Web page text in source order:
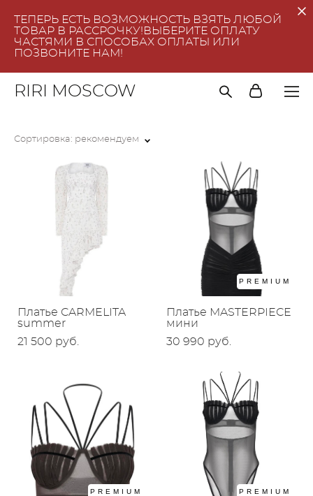
ТЕПЕРЬ ЕСТЬ ВОЗМОЖНОСТЬ ВЗЯТЬ ЛЮБОЙ
ТОВАР В РАССРОЧКУ!ВЫБЕРИТЕ ОПЛАТУ
ЧАСТЯМИ В СПОСОБАХ ОПЛАТЫ ИЛИ
ПОЗВОНИТЕ НАМ!
RIRI MOSCOW
Сортировка: рекомендуем
Платье CARMELITA
summer
21 500 pуб.
PREMIUM
Платье MASTERPIECE
мини
30 990 pуб.
PREMIUM PREMIUM